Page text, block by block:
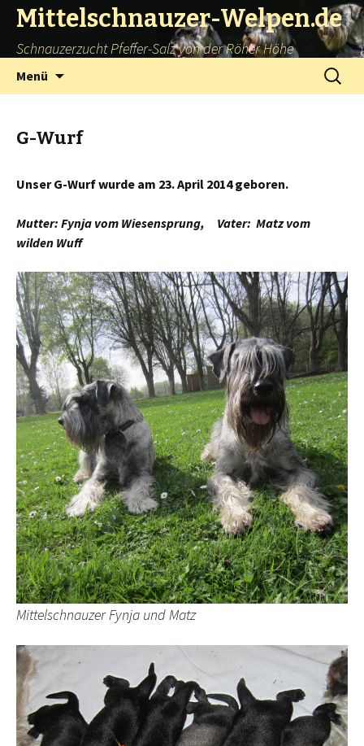
Mittelschnauzer-Welpen.de
Schnauzerzucht Pfeffer-Salz von der Röher Höhe
Menü
Suchen
nach:
G-Wurf
Unser G-Wurf wurde am 23. April 2014 geboren.
Mutter: Fynja vom Wiesensprung, Vater: Matz vom
wilden Wuff
Mittelschnauzer Fynja und Matz